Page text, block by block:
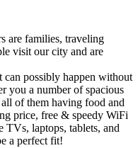
are families, traveling
visit our city and are
can possibly happen without
you a number of spacious
of them having food and
price, free & speedy WiFi
TVs, laptops, tablets, and
a perfect fit!